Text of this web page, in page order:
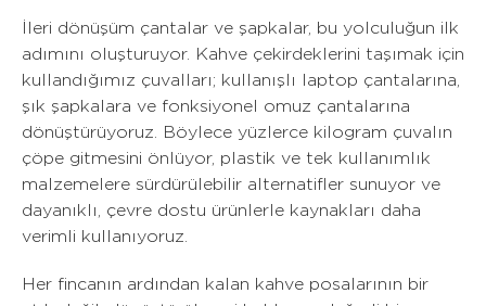
İleri dönüşüm çantalar ve şapkalar, bu yolculuğun ilk
adımını oluşturuyor. Kahve çekirdeklerini taşımak için
kullandığımız çuvalları; kullanışlı laptop çantalarına,
şık şapkalara ve fonksiyonel omuz çantalarına
dönüştürüyoruz. Böylece yüzlerce kilogram çuvalın
çöpe gitmesini önlüyor, plastik ve tek kullanımlık
malzemelere sürdürülebilir alternatifler sunuyor ve
dayanıklı, çevre dostu ürünlerle kaynakları daha
verimli kullanıyoruz.
Her fincanın ardından kalan kahve posalarının bir